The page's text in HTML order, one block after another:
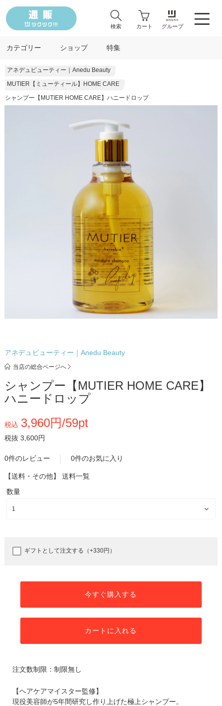
検索 カート グループ
カテゴリー ショップ 特集
アネデュビューティー｜Anedu Beauty
MUTIER【ミューティール】HOME CARE
シャンプー【MUTIER HOME CARE】ハニードロップ
アネデュビューティー｜Anedu Beauty
当店の総合ページへ
シャンプー【MUTIER HOME CARE】
ハニードロップ
税込 3,960円/59pt
税抜 3,600円
0件のレビュー 0件のお気に入り
【送料・その他】 送料一覧
数量
ギフトとして注文する（+330円）
今すぐ購入する
カートに入れる
注文数制限：制限無し
【ヘアケアマイスター監修】
現役美容師が5年間研究し作り上げた極上シャンプー。